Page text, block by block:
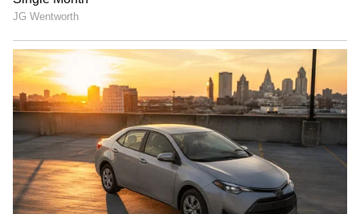
ಈ ಚಿತ್ರಗಳಲ್ಲಿ ರಾಧಿಕಾ ತಮ್ಮ ತಾಯಿ ಮತ್ತು ಮುದ್ದಾದ
ಕಳೆಯುತ್ತಿರುವುದು ಕಂಡುಬಂದಿದೆ. ಆದರೆ ಈ ಪೋಸ್ಟ್
ಇಷ್ಟೊಂದು ವಿಶೇಷವಾಗಲು ಕಾರಣ ಅದರಲ್ಲಿರುವ ಭಾವನೆ.